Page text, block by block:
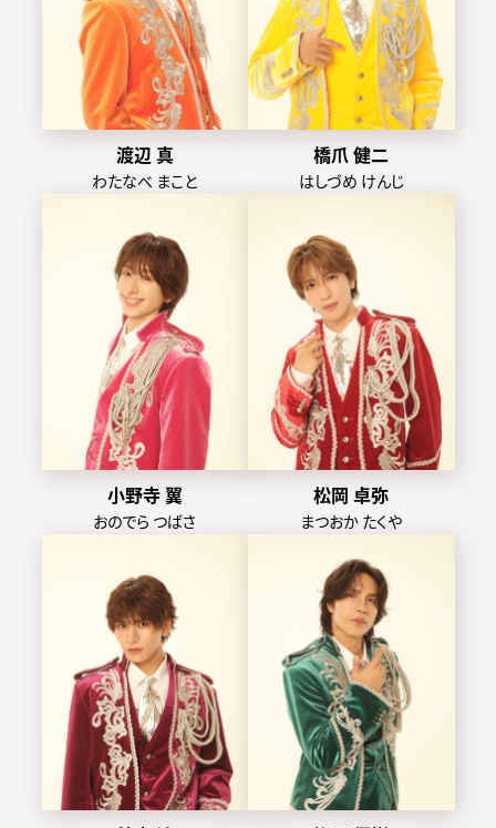
渡辺 真
わたなべ まこと
橋爪 健二
はしづめ けんじ
小野寺 翼
おのでら つばさ
松岡 卓弥
まつおか たくや